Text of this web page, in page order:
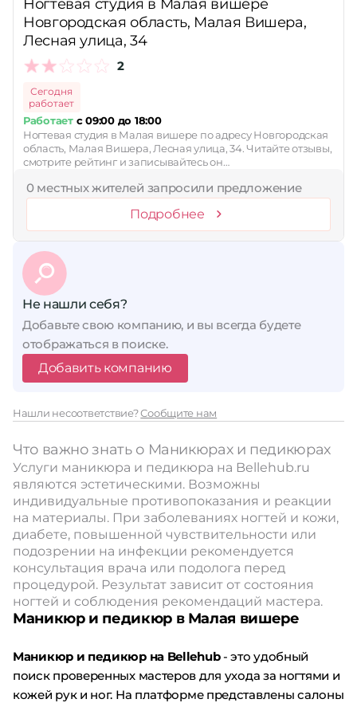
Ногтевая студия в Малая вишере
Новгородская область, Малая Вишера,
Лесная улица, 34
2
Сегодня
работает
Работаетс 09:00 до 18:00
Ногтевая студия в Малая вишере по адресу Новгородская
область, Малая Вишера, Лесная улица, 34. Читайте отзывы,
смотрите рейтинг и записывайтесь он…
0 местных жителей запросили предложение
Подробнее
Не нашли себя?
Добавьте свою компанию, и вы всегда будете
отображаться в поиске.
Добавить компанию
Нашли несоответствие?Сообщите нам
Что важно знать о Маникюрах и педикюрах
Услуги маникюра и педикюра на Bellehub.ru
являются эстетическими. Возможны
индивидуальные противопоказания и реакции
на материалы. При заболеваниях ногтей и кожи,
диабете, повышенной чувствительности или
подозрении на инфекции рекомендуется
консультация врача или подолога перед
процедурой. Результат зависит от состояния
ногтей и соблюдения рекомендаций мастера.
Маникюр и педикюр в Малая вишере
Маникюр и педикюр на Bellehub- это удобный
поиск проверенных мастеров для ухода за ногтями и
кожей рук и ног. На платформе представлены салоны